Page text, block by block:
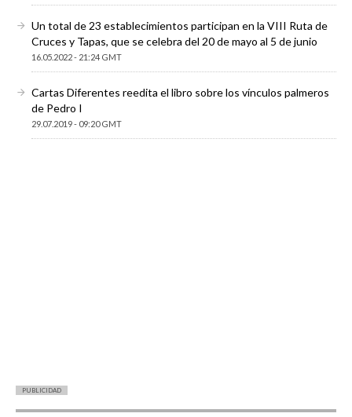
Un total de 23 establecimientos participan en la VIII Ruta de
Cruces y Tapas, que se celebra del 20 de mayo al 5 de junio
16.05.2022 - 21:24 GMT
Cartas Diferentes reedita el libro sobre los vínculos palmeros
de Pedro I
29.07.2019 - 09:20 GMT
PUBLICIDAD